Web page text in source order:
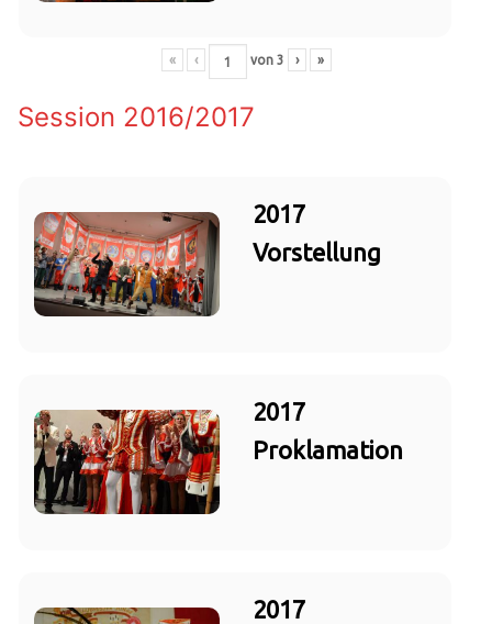
« ‹ von 3 › »
Session 2016/2017
2017
Vorstellung
2017
Proklamation
2017